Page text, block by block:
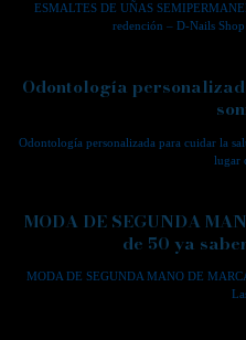
ESMALTES DE UÑAS
redención – D-Nails
Odontología
Odontología personalizada para cuidar la
lugar
MODA DE SEGUNDA
de 50 ya
MODA DE SEGUNDA MANO DE